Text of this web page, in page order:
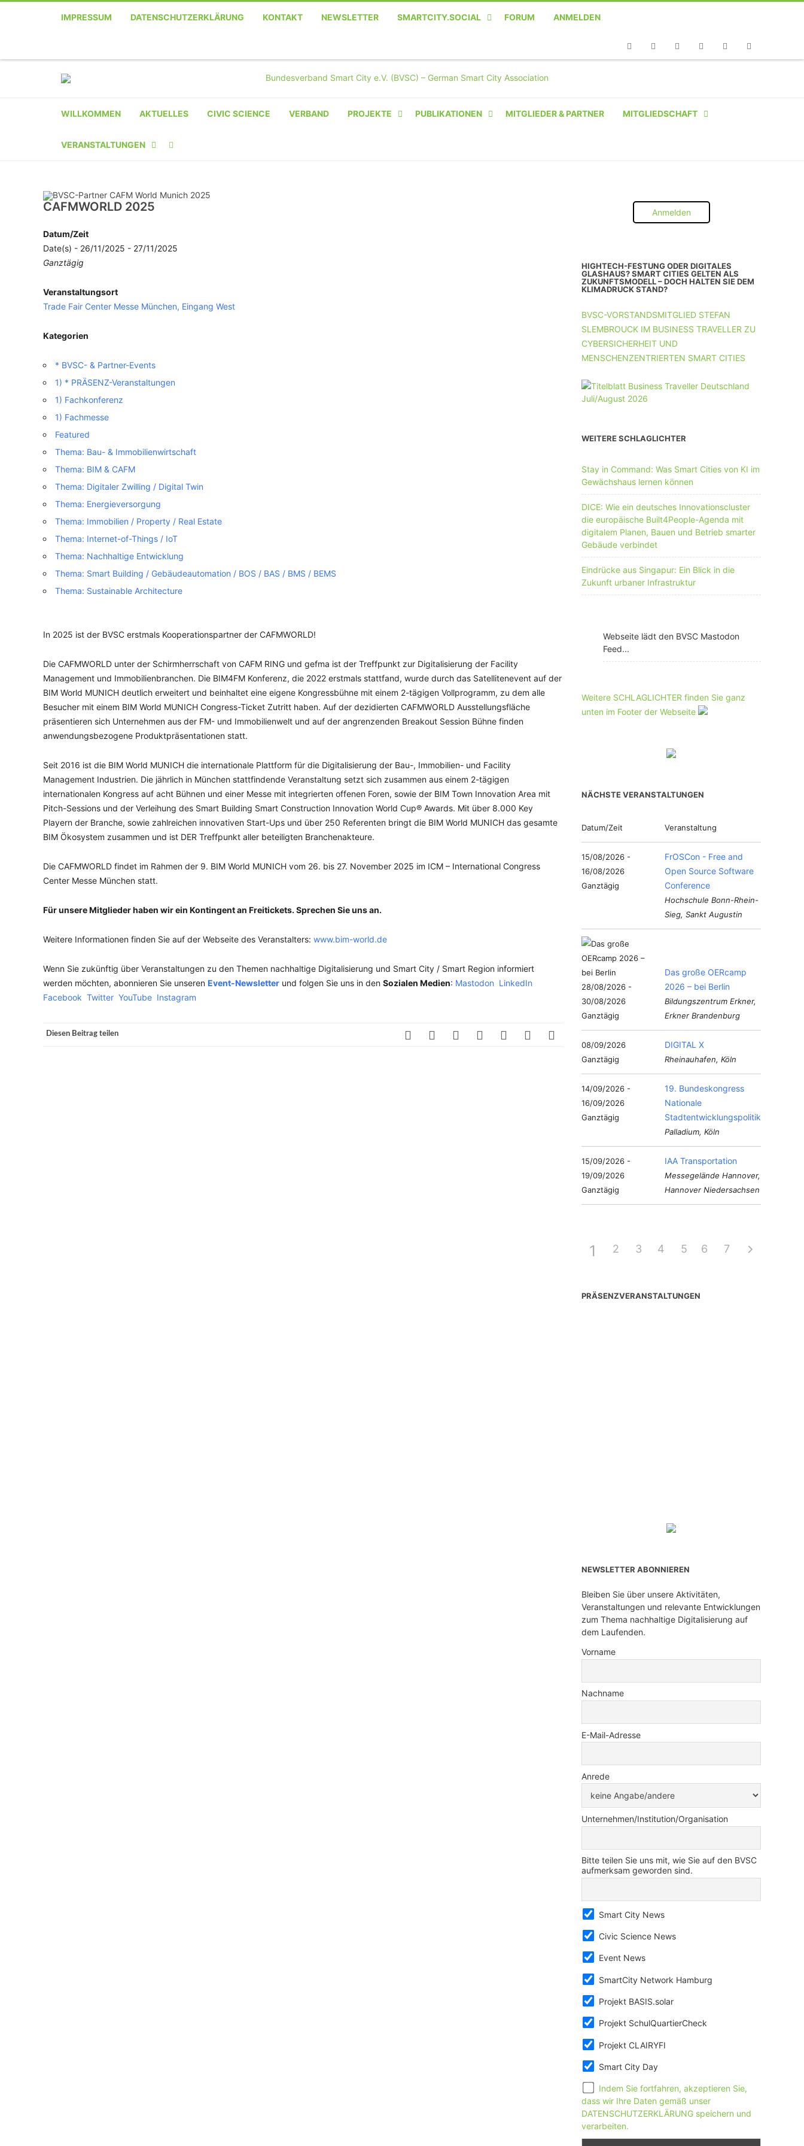
IMPRESSUM DATENSCHUTZERKLÄRUNG KONTAKT NEWSLETTER SMARTCITY.SOCIAL FORUM ANMELDEN
WILLKOMMEN AKTUELLES CIVIC SCIENCE VERBAND PROJEKTE PUBLIKATIONEN MITGLIEDER & PARTNER MITGLIEDSCHAFT
INSTITUTION
UNTERNEHMEN MIT 11-50 MA
VERANSTALTUNGEN
VERANSTALTER-
VERANSTALTUNG
EINREICHEN
VERANSTALTUNGSORTE
CAFMWORLD 2025
Datum/Zeit
Date(s) - 26/11/2025 - 27/11/2025
Ganztägig
Veranstaltungsort
Trade Fair Center Messe München, Eingang West
Kategorien
* BVSC- & Partner-Events
1) * PRÄSENZ-Veranstaltungen
1) Fachkonferenz
1) Fachmesse
Featured
Thema: Bau- & Immobilienwirtschaft
Thema: BIM & CAFM
Thema: Digitaler Zwilling / Digital Twin
Thema: Energieversorgung
Thema: Immobilien / Property / Real Estate
Thema: Internet-of-Things / IoT
Thema: Nachhaltige Entwicklung
Thema: Smart Building / Gebäudeautomation / BOS / BAS / BMS / BEMS
Thema: Sustainable Architecture
In 2025 ist der BVSC erstmals Kooperationspartner der CAFMWORLD!
Die CAFMWORLD unter der Schirmherrschaft von CAFM RING und gefma ist der Treffpunkt zur Digitalisierung der Facility
Management und Immobilienbranchen. Die BIM4FM Konferenz, die 2022 erstmals stattfand, wurde durch das Satellitenevent auf der
BIM World MUNICH deutlich erweitert und beinhaltet eine eigene Kongressbühne mit einem 2-tägigen Vollprogramm, zu dem alle
Besucher mit einem BIM World MUNICH Congress-Ticket Zutritt haben. Auf der dezidierten CAFMWORLD Ausstellungsfläche
präsentieren sich Unternehmen aus der FM- und Immobilienwelt und auf der angrenzenden Breakout Session Bühne finden
anwendungsbezogene Produktpräsentationen statt.
Seit 2016 ist die BIM World MUNICH die internationale Plattform für die Digitalisierung der Bau-, Immobilien- und Facility
Management Industrien. Die jährlich in München stattfindende Veranstaltung setzt sich zusammen aus einem 2-tägigen
internationalen Kongress auf acht Bühnen und einer Messe mit integrierten offenen Foren, sowie der BIM Town Innovation Area mit
Pitch-Sessions und der Verleihung des Smart Building Smart Construction Innovation World Cup® Awards. Mit über 8.000 Key
Playern der Branche, sowie zahlreichen innovativen Start-Ups und über 250 Referenten bringt die BIM World MUNICH das gesamte
BIM Ökosystem zusammen und ist DER Treffpunkt aller beteiligten Branchenakteure.
Die CAFMWORLD findet im Rahmen der 9. BIM World MUNICH vom 26. bis 27. November 2025 im ICM – International Congress
Center Messe München statt.
Für unsere Mitglieder haben wir ein Kontingent an Freitickets. Sprechen Sie uns an.
Weitere Informationen finden Sie auf der Webseite des Veranstalters: www.bim-world.de
Wenn Sie zukünftig über Veranstaltungen zu den Themen nachhaltige Digitalisierung und Smart City / Smart Region informiert
werden möchten, abonnieren Sie unseren Event-Newsletter und folgen Sie uns in den Sozialen Medien: Mastodon LinkedIn
Facebook Twitter YouTube Instagram
Diesen Beitrag teilen
Anmelden
HIGHTECH-FESTUNG ODER DIGITALES
GLASHAUS? SMART CITIES GELTEN ALS
ZUKUNFTSMODELL – DOCH HALTEN SIE DEM
KLIMADRUCK STAND?
BVSC-VORSTANDSMITGLIED STEFAN
SLEMBROUCK IM BUSINESS TRAVELLER ZU
CYBERSICHERHEIT UND
MENSCHENZENTRIERTEN SMART CITIES
WEITERE SCHLAGLICHTER
Stay in Command: Was Smart Cities von KI im
Gewächshaus lernen können
DICE: Wie ein deutsches Innovationscluster
die europäische Built4People-Agenda mit
digitalem Planen, Bauen und Betrieb smarter
Gebäude verbindet
Eindrücke aus Singapur: Ein Blick in die
Zukunft urbaner Infrastruktur
Webseite lädt den BVSC Mastodon
Feed...
Weitere SCHLAGLICHTER finden Sie ganz
unten im Footer der Webseite
NÄCHSTE VERANSTALTUNGEN
Datum/Zeit Veranstaltung
15/08/2026 -
16/08/2026
Ganztägig
FrOSCon - Free and
Open Source Software
Conference
Hochschule Bonn-Rhein-
Sieg, Sankt Augustin
28/08/2026 -
30/08/2026
Ganztägig
Das große OERcamp
2026 – bei Berlin
Bildungszentrum Erkner,
Erkner Brandenburg
08/09/2026
Ganztägig
DIGITAL X
Rheinauhafen, Köln
14/09/2026 -
16/09/2026
Ganztägig
19. Bundeskongress
Nationale
Stadtentwicklungspolitik
Palladium, Köln
15/09/2026 -
19/09/2026
Ganztägig
IAA Transportation
Messegelände Hannover,
Hannover Niedersachsen
1 2 3 4 5 6 7
PRÄSENZVERANSTALTUNGEN
NEWSLETTER ABONNIEREN
Bleiben Sie über unsere Aktivitäten,
Veranstaltungen und relevante Entwicklungen
zum Thema nachhaltige Digitalisierung auf
dem Laufenden.
Vorname
Nachname
E-Mail-Adresse
Anrede
Unternehmen/Institution/Organisation
Bitte teilen Sie uns mit, wie Sie auf den BVSC
aufmerksam geworden sind.
Smart City News
Civic Science News
Event News
SmartCity Network Hamburg
Projekt BASIS.solar
Projekt SchulQuartierCheck
Projekt CLAIRYFI
Smart City Day
Indem Sie fortfahren, akzeptieren Sie,
dass wir Ihre Daten gemäß unser
DATENSCHUTZERKLÄRUNG speichern und
verarbeiten.